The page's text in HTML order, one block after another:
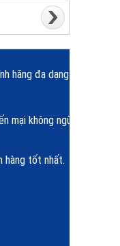
hãng đa dạng
mại không ngừng.
hàng tốt nhất.